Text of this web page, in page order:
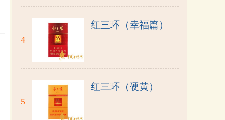
4
红三环（幸福篇）
5
红三环（硬黄）